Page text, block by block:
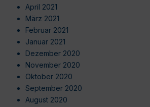
April 2021
März 2021
Februar 2021
Januar 2021
Dezember 2020
November 2020
Oktober 2020
September 2020
August 2020